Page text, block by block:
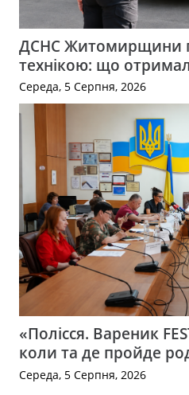
ДСНС Житомирщини
технікою: що
Середа, 5 Серпня, 2026
«Полісся. Вареник
коли та де пройде
Середа, 5 Серпня, 2026